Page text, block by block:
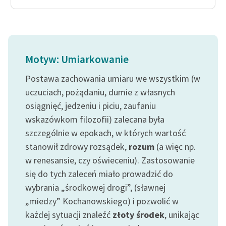
Motyw: Umiarkowanie
Postawa zachowania umiaru we wszystkim (w
uczuciach, pożądaniu, dumie z własnych
osiągnięć, jedzeniu i piciu, zaufaniu
wskazówkom filozofii) zalecana była
szczególnie w epokach, w których wartość
stanowił zdrowy rozsądek, rozum (a więc np.
w renesansie, czy oświeceniu). Zastosowanie
się do tych zaleceń miało prowadzić do
wybrania „środkowej drogi”, (sławnej
„miedzy” Kochanowskiego) i pozwolić w
każdej sytuacji znaleźć złoty środek, unikając